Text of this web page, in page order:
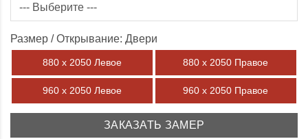
Размер / Открывание: Двери
880 х 2050 Левое 880 х 2050 Правое
960 х 2050 Левое 960 х 2050 Правое
ЗАКАЗАТЬ ЗАМЕР